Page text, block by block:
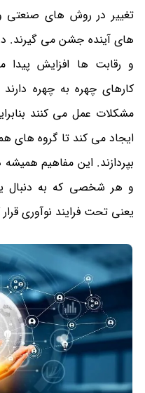
تغییر در روش های
های آینده جشن می گیرند.
و رقابت ها افزایش پیدا
کارهای چهره به چهره
مشکلات عمل می کنند
ایجاد می کند تا گروه های
بپردازند. این مفاهیم
و هر شخصی که به دنبال
یعنی تحت فرایند نوآوری